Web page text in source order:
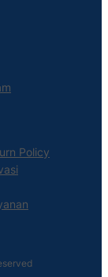
Policy